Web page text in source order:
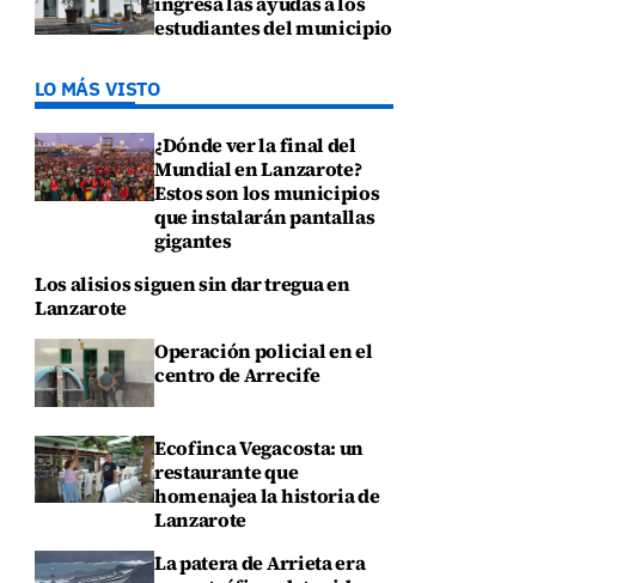
estudiantes del municipio
LO MÁS VISTO
¿Dónde ver la final del
Mundial en Lanzarote?
Estos son los municipios
que instalarán pantallas
gigantes
Los alisios siguen sin dar tregua en
Lanzarote
Operación policial en el
centro de Arrecife
Ecofinca Vegacosta: un
restaurante que
homenajea la historia de
Lanzarote
La patera de Arrieta era